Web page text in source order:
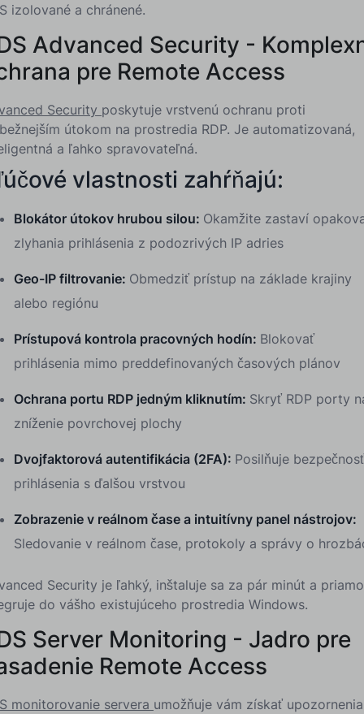
izolované a chránené.
Advanced Security -
pre Remote Access
Security poskytuje vrstvenú ochranu proti
útokom na prostredia RDP. Je automatizovaná,
a ľahko spravovateľná.
vlastnosti zahŕňajú:
Blokátor útokov hrubou silou: Okamžite zastaví
zlyhania prihlásenia z podozrivých IP adries
Geo-IP filtrovanie: Obmedziť prístup na základe krajiny
alebo regiónu
Prístupová kontrola pracovných hodín: Blokovať
prihlásenia mimo preddefinovaných časových plánov
Ochrana portu RDP jedným kliknutím: Skryť RDP porty
zníženie povrchovej plochy
Dvojfaktorová autentifikácia (2FA): Posilňuje bezpečnosť
prihlásenia s ďalšou vrstvou
Zobrazenie v reálnom čase a intuitívny panel nástrojov:
Sledovanie v reálnom čase, protokoly a správy o
Security je ľahký, inštaluje sa za pár minút a
do vášho existujúceho prostredia Windows.
Server Monitoring - Jadro pre
Remote Access
monitorovanie servera umožňuje vám získať